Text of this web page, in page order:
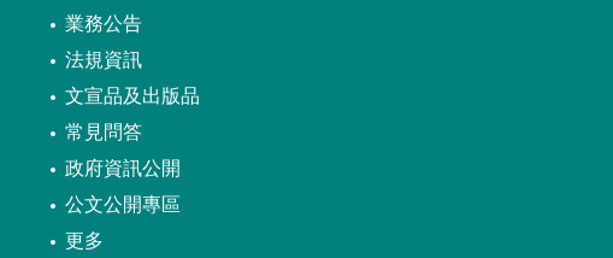
業務公告
法規資訊
文宣品及出版品
常見問答
政府資訊公開
公文公開專區
更多